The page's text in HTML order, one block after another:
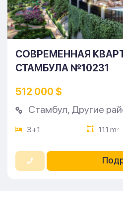
СОВРЕМЕННАЯ
СТАМБУЛА №10231
512 000 $
Стамбул, Другие
3+1 111 m2